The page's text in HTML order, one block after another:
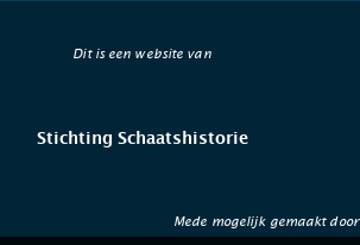
Dit is een website van
Stichting Schaatshistorie
Mede mogelijk gemaakt door